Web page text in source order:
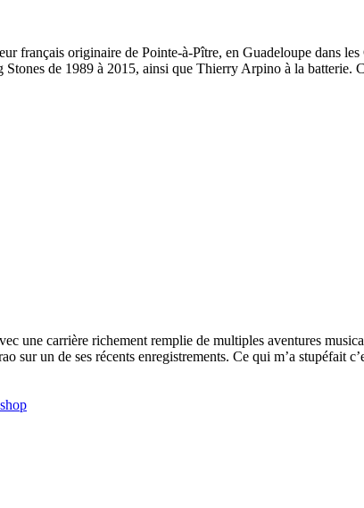
français originaire de Pointe-à-Pître, en Guadeloupe dans
de 1989 à 2015, ainsi que Thierry Arpino à la batterie.
carrière richement remplie de multiples aventures
un de ses récents enregistrements. Ce qui m’a stupéfait